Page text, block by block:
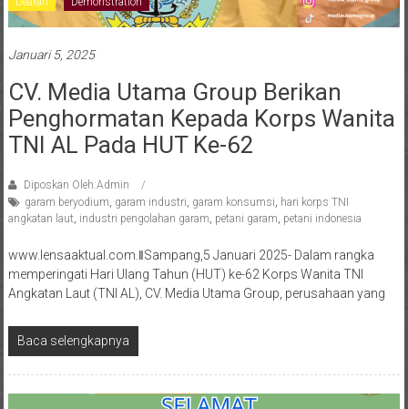
Januari 5, 2025
CV. Media Utama Group Berikan
Penghormatan Kepada Korps Wanita
TNI AL Pada HUT Ke-62
Diposkan Oleh:Admin
garam beryodium, garam industri, garam konsumsi, hari korps TNI
angkatan laut, industri pengolahan garam, petani garam, petani indonesia
www.lensaaktual.com.ǁSampang,5 Januari 2025- Dalam rangka
memperingati Hari Ulang Tahun (HUT) ke-62 Korps Wanita TNI
Angkatan Laut (TNI AL), CV. Media Utama Group, perusahaan yang
Baca selengkapnya